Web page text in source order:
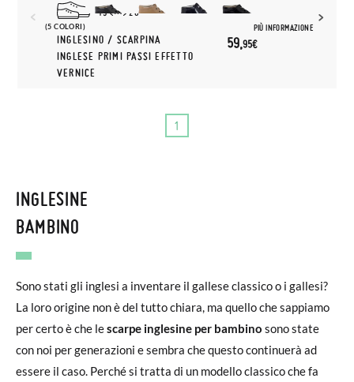
(5 COLORI) PIÙ INFORMAZIONE
19 26
INGLESINO / SCARPINA
INGLESE PRIMI PASSI EFFETTO
VERNICE
59,95€
1
INGLESINE
BAMBINO
Sono stati gli inglesi a inventare il gallese classico o i gallesi?
La loro origine non è del tutto chiara, ma quello che sappiamo
per certo è che lescarpe inglesine per bambino sono state
con noi per generazioni e sembra che questo continuerà ad
essere il caso. Perché si tratta di un modello classico che fa